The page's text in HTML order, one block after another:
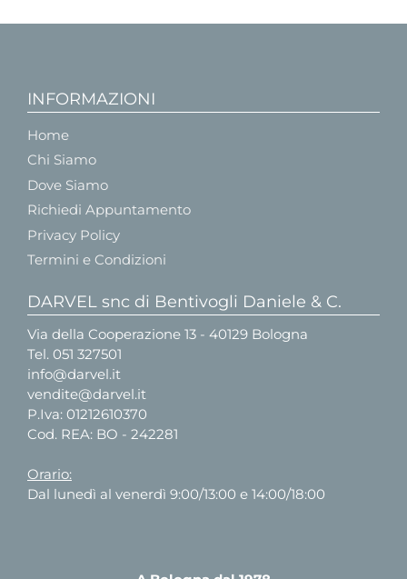
INFORMAZIONI
Home
Chi Siamo
Dove Siamo
Richiedi Appuntamento
Privacy Policy
Termini e Condizioni
DARVEL snc di Bentivogli Daniele & C.
Via della Cooperazione 13 - 40129 Bologna
Tel. 051 327501
info@darvel.it
vendite@darvel.it
P.Iva: 01212610370
Cod. REA: BO - 242281
Orario:
Dal lunedì al venerdì 9:00/13:00 e 14:00/18:00